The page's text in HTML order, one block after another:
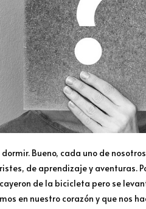
Bueno, cada uno de
de aprendizaje y aventuras.
de la bicicleta pero se
en nuestro corazón y que nos